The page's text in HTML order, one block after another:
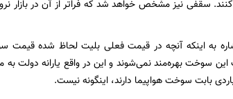
سقفی‌ نیز مشخص خواهد شد که فراتر از آن در بازار
سوخت بهره‌مند نمی‌شوند و این در واقع یارانه دولت به
بابت سوخت هواپیما دارند، اینگونه نیست.